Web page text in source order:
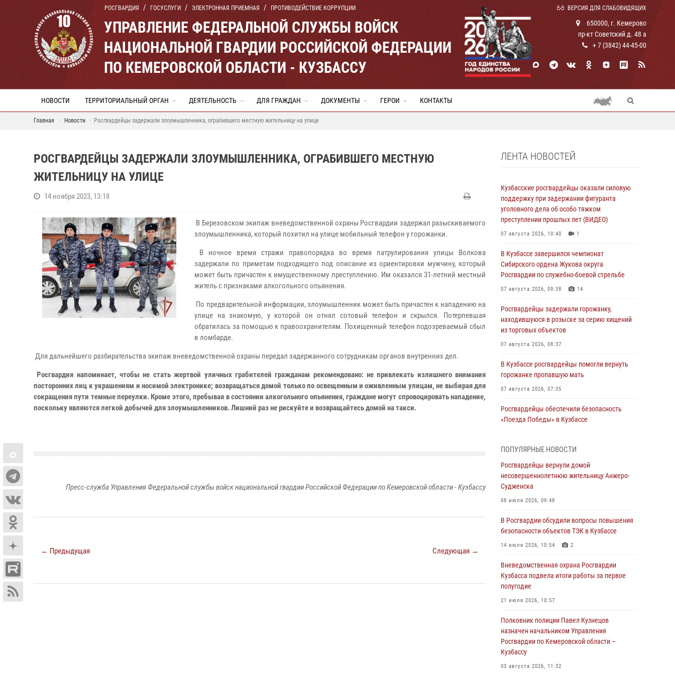
РОСГВАРДИЯ ГОСУСЛУГИ ЭЛЕКТРОННАЯ ПРИЕМНАЯ ПРОТИВОДЕЙСТВИЕ КОРРУПЦИИ ВЕРСИЯ ДЛЯ СЛАБОВИДЯЩИХ
УПРАВЛЕНИЕ ФЕДЕРАЛЬНОЙ СЛУЖБЫ ВОЙСК
НАЦИОНАЛЬНОЙ ГВАРДИИ РОССИЙСКОЙ ФЕДЕРАЦИИ
ПО КЕМЕРОВСКОЙ ОБЛАСТИ - КУЗБАССУ
650000, г. Кемерово
пр-кт Советский д. 48 а
+ 7 (3842) 44-45-00
НОВОСТИ ТЕРРИТОРИАЛЬНЫЙ ОРГАН ДЕЯТЕЛЬНОСТЬ ДЛЯ ГРАЖДАН ДОКУМЕНТЫ ГЕРОИ КОНТАКТЫ
Главная Новости Росгвардейцы задержали злоумышленника, ограбившего местную жительницу на улице
РОСГВАРДЕЙЦЫ ЗАДЕРЖАЛИ ЗЛОУМЫШЛЕННИКА, ОГРАБИВШЕГО МЕСТНУЮ
ЖИТЕЛЬНИЦУ НА УЛИЦЕ
14 ноября 2023, 13:18
В Березовском экипаж вневедомственной охраны Росгвардии задержал разыскиваемого
злоумышленника, который похитил на улице мобильный телефон у горожанки.
В ночное время стражи правопорядка во время патрулирования улицы Волкова
задержали по приметам подходящего под описание из ориентировки мужчину, который
может быть причастен к имущественному преступлению. Им оказался 31-летний местный
житель с признаками алкогольного опьянения.
По предварительной информации, злоумышленник может быть причастен к нападению на
улице на знакомую, у которой он отнял сотовый телефон и скрылся. Потерпевшая
обратилась за помощью к правоохранителям. Похищенный телефон подозреваемый сбыл
в ломбарде.
Для дальнейшего разбирательства экипаж вневедомственной охраны передал задержанного сотрудникам органов внутренних дел.
Росгвардия напоминает, чтобы не стать жертвой уличных грабителей гражданам рекомендовано: не привлекать излишнего внимания
посторонних лиц к украшениям и носимой электронике; возвращаться домой только по освещенным и оживленным улицам, не выбирая для
сокращения пути темные переулки. Кроме этого, пребывая в состоянии алкогольного опьянения, граждане могут спровоцировать нападение,
поскольку являются легкой добычей для злоумышленников. Лишний раз не рискуйте и возвращайтесь домой на такси.
Пресс-служба Управления Федеральной службы войск национальной гвардии Российской Федерации по Кемеровской области - Кузбассу
← Предыдущая Следующая →
ЛЕНТА НОВОСТЕЙ
Кузбасские росгвардейцы оказали силовую
поддержку при задержании фигуранта
уголовного дела об особо тяжком
преступлении прошлых лет (ВИДЕО)
07 августа 2026, 10:40 1
В Кузбассе завершился чемпионат
Сибирского ордена Жукова округа
Росгвардии по служебно-боевой стрельбе
07 августа 2026, 09:38 14
Росгвардейцы задержали горожанку,
находившуюся в розыске за серию хищений
из торговых объектов
07 августа 2026, 08:37
В Кузбассе росгвардейцы помогли вернуть
горожанке пропавшую мать
07 августа 2026, 07:35
Росгвардейцы обеспечили безопасность
«Поезда Победы» в Кузбассе
Генерал-полковник Олег Плохой поздравил
специалистов организационно-штатных
подразделений Росгвардии с
профессиональным праздником
07 августа 2026, 05:32
С 1 сентября 2026 года вступает в силу новый
федеральный закон о частной охранной
Росгвардейцы задержали предполагаемого
виновника причинения ножевого ранения
Росгвардейцы задержали мужчину,
повредившего имущество горожанки
06 августа 2026, 08:17
ПОПУЛЯРНЫЕ НОВОСТИ
Росгвардейцы вернули домой
несовершеннолетнюю жительницу Анжеро-
Судженска
08 июля 2026, 09:48
В Росгвардии обсудили вопросы повышения
безопасности объектов ТЭК в Кузбассе
14 июля 2026, 10:54 2
Вневедомственная охрана Росгвардии
Кузбасса подвела итоги работы за первое
полугодие
21 июля 2026, 10:57
Полковник полиции Павел Кузнецов
назначен начальником Управления
Росгвардии по Кемеровской области –
Кузбассу
03 августа 2026, 11:32